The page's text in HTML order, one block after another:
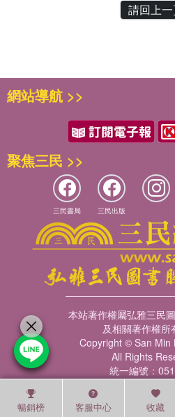
請回上
暢銷榜 客服中心 收藏
網站導航 >>
聚焦三民 >>
三民書局 三民出版
本站著作權屬弘雅三民
及相關著作權所
Copyright © San Min
All Rights
統一編號：